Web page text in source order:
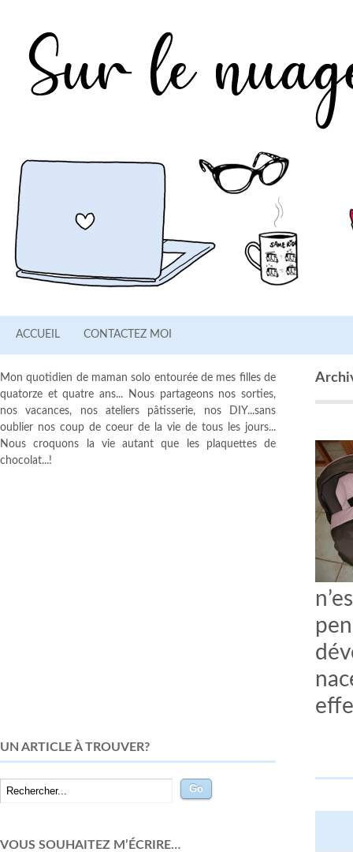
ACCUEIL CONTACTEZ MOI
Mon quotidien de maman solo entourée de mes filles de
quatorze et quatre ans... Nous partageons nos sorties,
nos vacances, nos ateliers pâtisserie, nos DIY...sans
oublier nos coup de coeur de la vie de tous les jours...
Nous croquons la vie autant que les plaquettes de
chocolat...!
UN ARTICLE À TROUVER?
VOUS SOUHAITEZ M’ÉCRIRE…